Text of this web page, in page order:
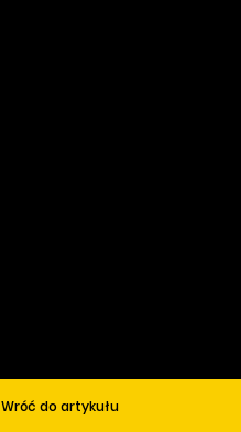
Wróć do artykułu